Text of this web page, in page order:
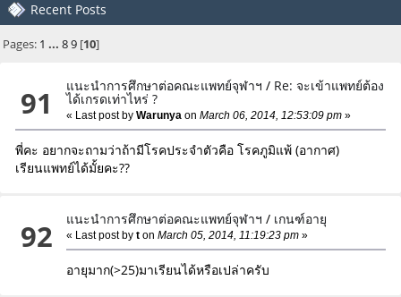
Recent Posts
Pages: 1 ... 8 9[10]
91 แนะนำการศึกษาต่อคณะแพทย์จุฬาฯ / Re: จะเข้าแพทย์ต้อง
ได้เกรดเท่าไหร่ ?
« Last post byWarunyaon March 06, 2014, 12:53:09 pm »
พี่คะ อยากจะถามว่าถ้ามีโรคประจำตัวคือ โรคภูมิแพ้ (อากาศ)
เรียนแพทย์ได้มั้ยคะ??
92 แนะนำการศึกษาต่อคณะแพทย์จุฬาฯ / เกนฑ์อายุ
« Last post byton March 05, 2014, 11:19:23 pm »
อายุมาก(>25)มาเรียนได้หรือเปล่าครับ